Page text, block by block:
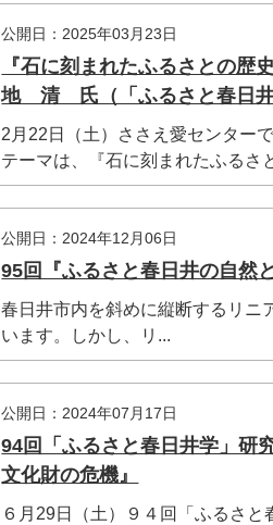
公開日：2025年03月23日
『石に刻まれたふるさと
地 清 氏（「ふるさと春日井
2月22日（土）ささえ愛センター
テーマは、『石に刻まれたふるさ
公開日：2024年12月06日
95回『ふるさと春日井の自然
春日井市内を斜めに縦断するリニ
います。しかし、リ...
公開日：2024年07月17日
94回「ふるさと春日井学」研
文化財の危機』
６月29日（土）９４回「ふるさ